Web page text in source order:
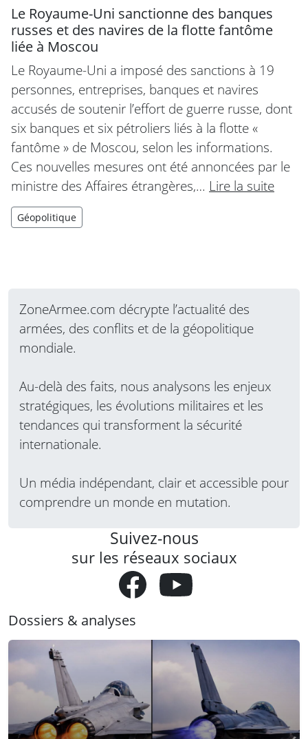
Le Royaume-Uni sanctionne des banques
russes et des navires de la flotte fantôme
liée à Moscou
Le Royaume-Uni a imposé des sanctions à 19
personnes, entreprises, banques et navires
accusés de soutenir l’effort de guerre russe, dont
six banques et six pétroliers liés à la flotte «
fantôme » de Moscou, selon les informations.
Ces nouvelles mesures ont été annoncées par le
ministre des Affaires étrangères,… Lire la suite
Géopolitique
ZoneArmee.com décrypte l’actualité des
armées, des conflits et de la géopolitique
mondiale.
Au-delà des faits, nous analysons les enjeux
stratégiques, les évolutions militaires et les
tendances qui transforment la sécurité
internationale.
Un média indépendant, clair et accessible pour
comprendre un monde en mutation.
Suivez-nous
sur les réseaux sociaux
Dossiers & analyses